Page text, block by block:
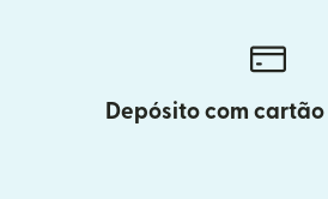
Depósito com